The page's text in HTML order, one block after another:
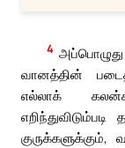
4
வானத்தின்
எல்லாக்
குருக்களுக்கும்,